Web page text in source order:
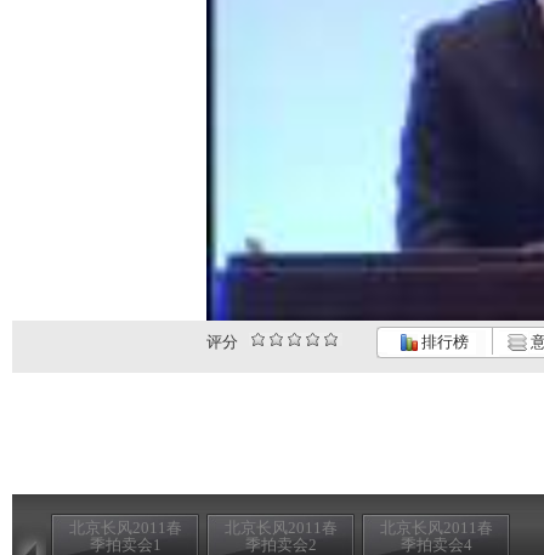
评分 排行榜
北京长风2011春
季拍卖会1
北京长风2011春
季拍卖会2
北京长风2011春
季拍卖会4